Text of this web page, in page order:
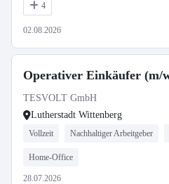
4
02.08.2026
Operativer Einkäufer (m/
TESVOLT GmbH
Lutherstadt Wittenberg
Vollzeit Nachhaltiger Arbeitgeber
Home-Office
28.07.2026